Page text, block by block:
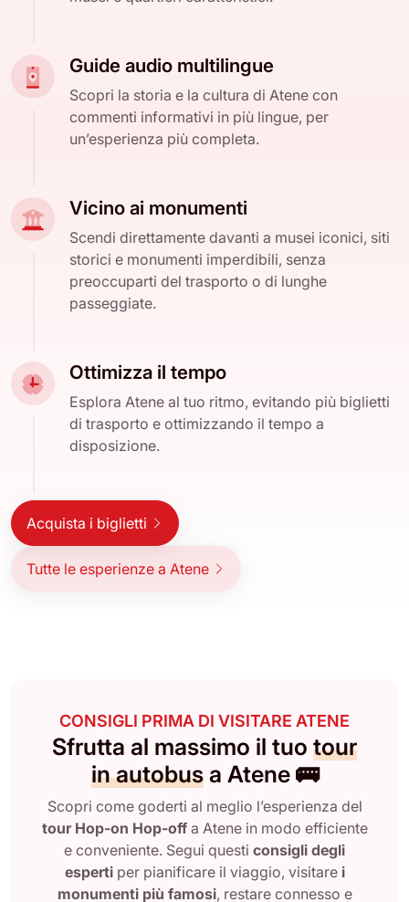
Guide audio multilingue
Scopri la storia e la cultura di Atene con
commenti informativi in più lingue, per
un’esperienza più completa.
Vicino ai monumenti
Scendi direttamente davanti a musei iconici, siti
storici e monumenti imperdibili, senza
preoccuparti del trasporto o di lunghe
passeggiate.
Ottimizza il tempo
Esplora Atene al tuo ritmo, evitando più biglietti
di trasporto e ottimizzando il tempo a
disposizione.
Acquista i biglietti
Tutte le esperienze a Atene
CONSIGLI PRIMA DI VISITARE ATENE
Sfrutta al massimo il tuo tour
in autobusa Atene 🚌
Scopri come goderti al meglio l’esperienza del
tour Hop-on Hop-offa Atene in modo efficiente
e conveniente. Segui questi consigli degli
espertiper pianificare il viaggio, visitare i
monumenti più famosi, restare connesso e